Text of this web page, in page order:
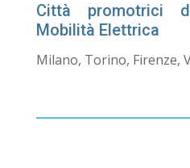
Città promotrici
Mobilità Elettrica
Milano, Torino, Firenze,